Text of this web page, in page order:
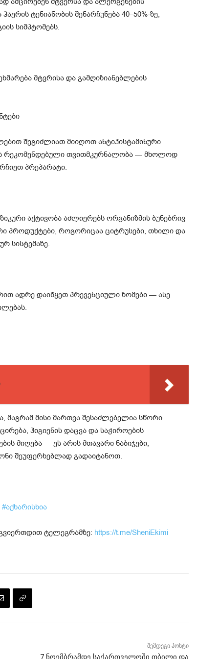
ტენიანობის შენარჩუნება 40–50%-ზე,
სიმპტომებს.
მტვრისა და გამღიზიანებლების
შეგიძლიათ მიიღოთ ანტიჰისტამინური
რეკომენდებული თვითმკურნალობა — მხოლოდ
პრეპარატი.
აქტივობა აძლიერებს ორგანიზმის ბუნებრივ
პროდუქტები, როგორიცაა ციტრუსები, თხილი და
სისტემაზე.
ადრე დაიწყეთ პრევენციული ზომები — ასე
მისი მართვა შესაძლებელია სწორი
ჰიგიენის დაცვა და საჭიროების
მიღება — ეს არის მთავარი ნაბიჯები,
შეუფერხებლად გადაიტანოთ.
#აქხარისხია
ტელეგრამზე: https://t.me/SheniEkimi
შემდეგი პოსტი
7 ნოემბრამდე საქართველოში თბილი და